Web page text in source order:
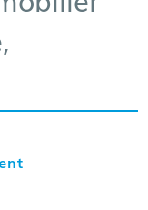
(étape